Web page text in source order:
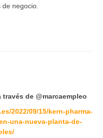
negocio.
través de @marcaempleo
2022/09/15/kern-pharma-
una-nueva-planta-de-